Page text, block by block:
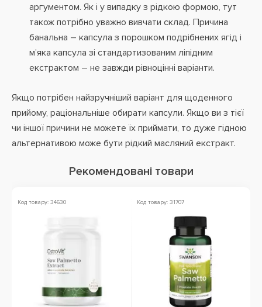
аргументом. Як і у випадку з рідкою формою, тут
також потрібно уважно вивчати склад. Причина
банальна – капсула з порошком подрібнених ягід і
м’яка капсула зі стандартизованим ліпідним
екстрактом – не завжди рівноцінні варіанти.
Якщо потрібен найзручніший варіант для щоденного
прийому, раціональніше обирати капсули. Якщо ви з тієї
чи іншої причини не можете їх приймати, то дуже гідною
альтернативою може бути рідкий масляний екстракт.
Рекомендовані товари
Код товару: 34630 Код товару: 31707